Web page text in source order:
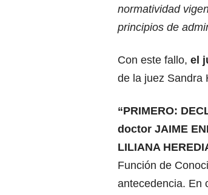
normatividad
principios de
Con este fallo, el
de la juez Sandra
“PRIMERO:
doctor JAIME
LILIANA
Función de
antecedencia. En